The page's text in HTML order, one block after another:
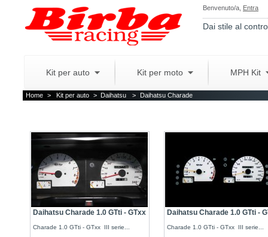
Kit per auto Kit per moto MPH Kit
Benvenuto/a, Entra
Dai stile al
Home > Kit per auto > Daihatsu > Daihatsu Charade
Daihatsu Charade 1.0 GTti - GTxx
Charade 1.0 GTti - GTxx III serie...
Daihatsu Charade 1.0 GTti -
Charade 1.0 GTti - GTxx III serie...